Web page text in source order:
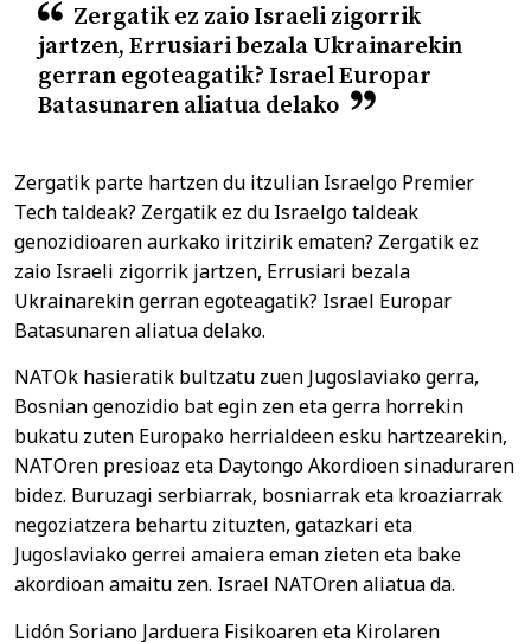
Zergatik ez zaio Israeli zigorrik
jartzen, Errusiari bezala Ukrainarekin
gerran egoteagatik? Israel Europar
Batasunaren aliatua delako
Zergatik parte hartzen du itzulian Israelgo Premier
Tech taldeak? Zergatik ez du Israelgo taldeak
genozidioaren aurkako iritzirik ematen? Zergatik ez
zaio Israeli zigorrik jartzen, Errusiari bezala
Ukrainarekin gerran egoteagatik? Israel Europar
Batasunaren aliatua delako.
NATOk hasieratik bultzatu zuen Jugoslaviako gerra,
Bosnian genozidio bat egin zen eta gerra horrekin
bukatu zuten Europako herrialdeen esku hartzearekin,
NATOren presioaz eta Daytongo Akordioen sinaduraren
bidez. Buruzagi serbiarrak, bosniarrak eta kroaziarrak
negoziatzera behartu zituzten, gatazkari eta
Jugoslaviako gerrei amaiera eman zieten eta bake
akordioan amaitu zen. Israel NATOren aliatua da.
Lidón Soriano Jarduera Fisikoaren eta Kirolaren